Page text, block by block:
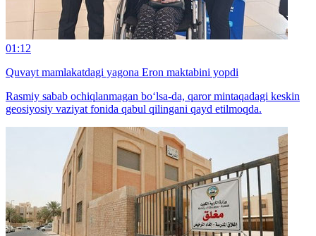
01:12
Quvayt mamlakatdagi yagona Eron maktabini yopdi
Rasmiy sabab ochiqlanmagan bo‘lsa-da, qaror mintaqadagi keskin
geosiyosiy vaziyat fonida qabul qilingani qayd etilmoqda.